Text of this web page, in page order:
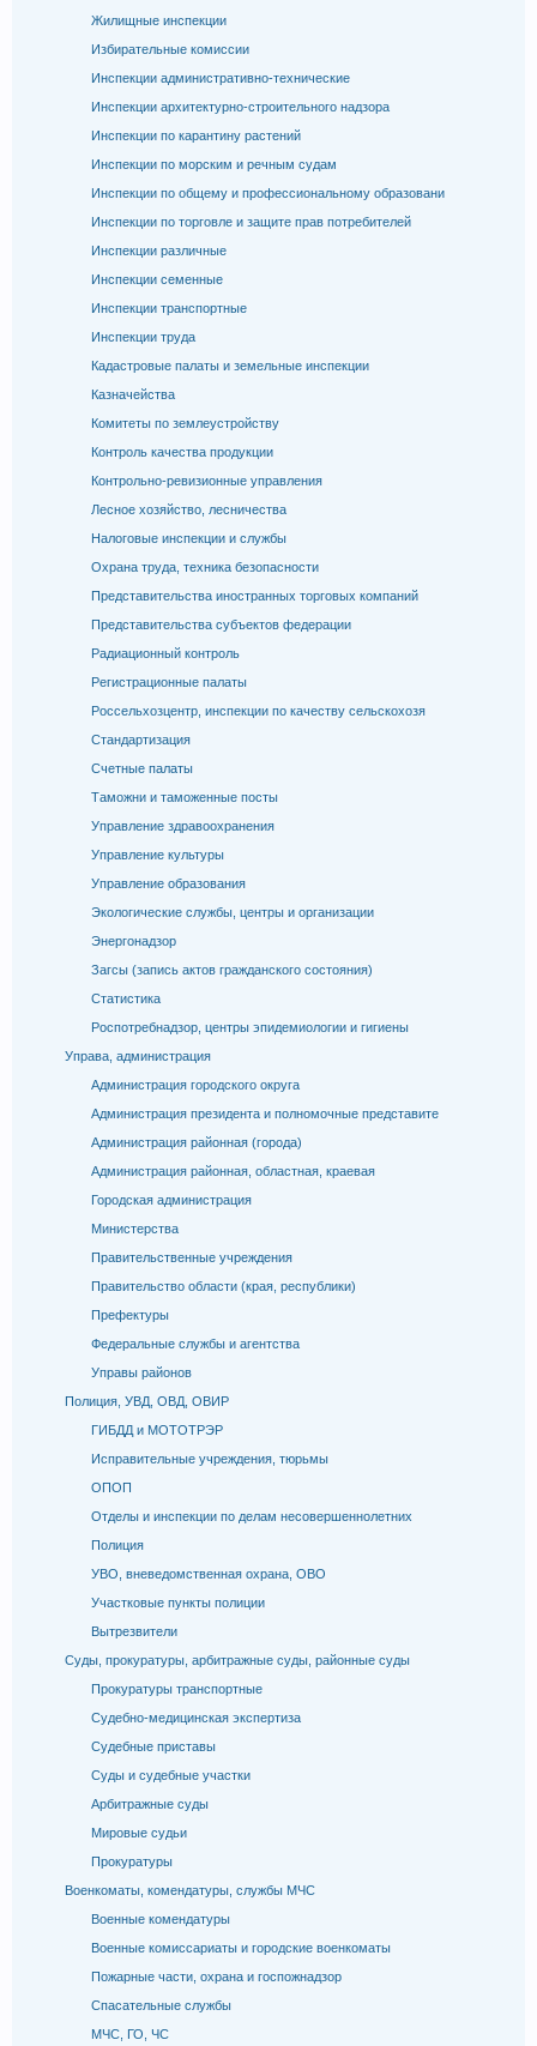
Жилищные инспекции
Избирательные комиссии
Инспекции административно-технические
Инспекции архитектурно-строительного надзора
Инспекции по карантину растений
Инспекции по морским и речным судам
Инспекции по общему и профессиональному образовани
Инспекции по торговле и защите прав потребителей
Инспекции различные
Инспекции семенные
Инспекции транспортные
Инспекции труда
Кадастровые палаты и земельные инспекции
Казначейства
Комитеты по землеустройству
Контроль качества продукции
Контрольно-ревизионные управления
Лесное хозяйство, лесничества
Налоговые инспекции и службы
Охрана труда, техника безопасности
Представительства иностранных торговых компаний
Представительства субъектов федерации
Радиационный контроль
Регистрационные палаты
Россельхозцентр, инспекции по качеству сельскохозя
Стандартизация
Счетные палаты
Таможни и таможенные посты
Управление здравоохранения
Управление культуры
Управление образования
Экологические службы, центры и организации
Энергонадзор
Загсы (запись актов гражданского состояния)
Статистика
Роспотребнадзор, центры эпидемиологии и гигиены
Управа, администрация
Администрация городского округа
Администрация президента и полномочные представите
Администрация районная (города)
Администрация районная, областная, краевая
Городская администрация
Министерства
Правительственные учреждения
Правительство области (края, республики)
Префектуры
Федеральные службы и агентства
Управы районов
Полиция, УВД, ОВД, ОВИР
ГИБДД и МОТОТРЭР
Исправительные учреждения, тюрьмы
ОПОП
Отделы и инспекции по делам несовершеннолетних
Полиция
УВО, вневедомственная охрана, ОВО
Участковые пункты полиции
Вытрезвители
Суды, прокуратуры, арбитражные суды, районные суды
Прокуратуры транспортные
Судебно-медицинская экспертиза
Судебные приставы
Суды и судебные участки
Арбитражные суды
Мировые судьи
Прокуратуры
Военкоматы, комендатуры, службы МЧС
Военные комендатуры
Военные комиссариаты и городские военкоматы
Пожарные части, охрана и госпожнадзор
Спасательные службы
МЧС, ГО, ЧС